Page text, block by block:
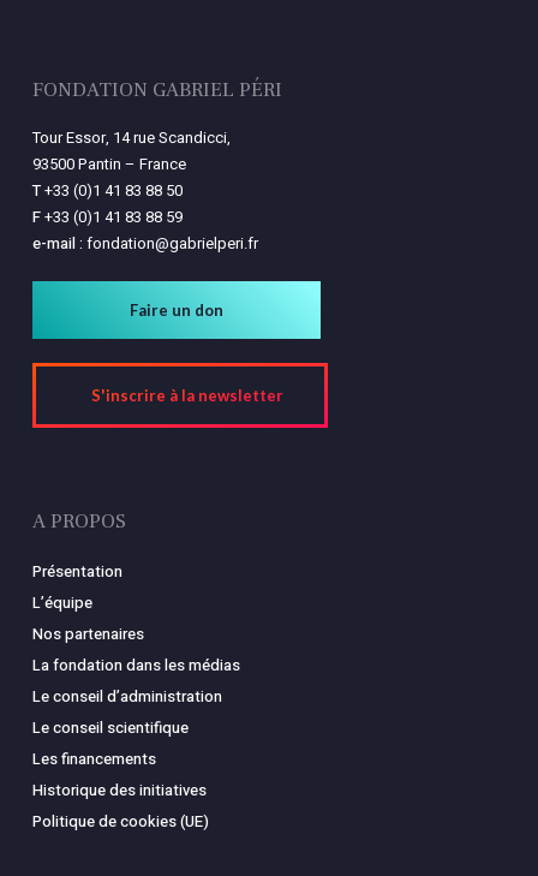
FONDATION GABRIEL PÉRI
Tour Essor, 14 rue Scandicci,
93500 Pantin – France
T+33 (0)1 41 83 88 50
F+33 (0)1 41 83 88 59
e-mail : fondation@gabrielperi.fr
Faire un don
S'inscrire à la newsletter
A PROPOS
Présentation
L’équipe
Nos partenaires
La fondation dans les médias
Le conseil d’administration
Le conseil scientifique
Les financements
Historique des initiatives
Politique de cookies (UE)